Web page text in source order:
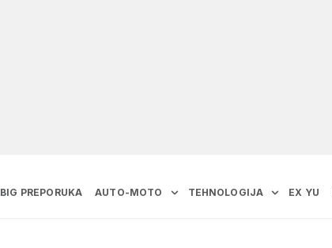
BIG PREPORUKA AUTO-MOTO TEHNOLOGIJA EX YU